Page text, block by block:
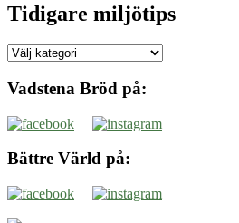
Tidigare miljötips
Tidigare
Vadstena Bröd på:
Bättre Värld på: